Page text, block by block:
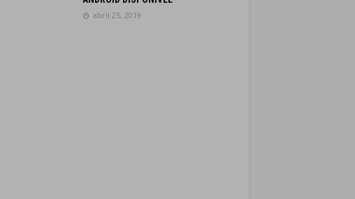
abril 25, 2019